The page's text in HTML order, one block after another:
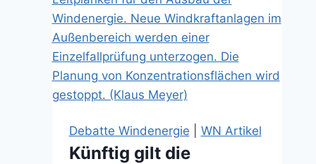
Konkurrenz
…
(Nottulner
Blickpunkt,
15.07.2025)
Debatte Windenergie WN Artikel
Künftig gilt die